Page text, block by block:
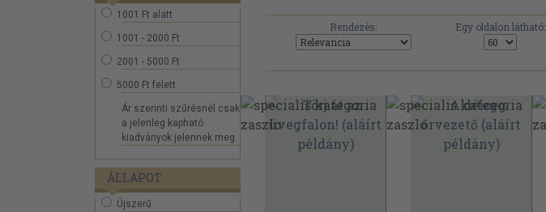
1001 Ft alatt
1001 - 2000 Ft
2001 - 5000 Ft
5000 Ft felett
Ár szerinti szűrésnél csak
a jelenleg kapható
kiadványok jelennek meg.
ÁLLAPOT
Újszerű
Rendezés:
Egy oldalon látható: